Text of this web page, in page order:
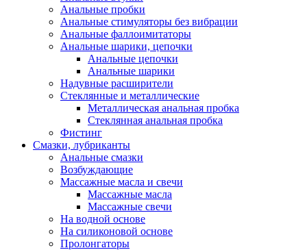
Анальные пробки
Анальные стимуляторы без вибрации
Анальные фаллоимитаторы
Анальные шарики, цепочки
Анальные цепочки
Анальные шарики
Надувные расширители
Стеклянные и металлические
Металлическая анальная пробка
Стеклянная анальная пробка
Фистинг
Смазки, лубриканты
Анальные смазки
Возбуждающие
Массажные масла и свечи
Массажные масла
Массажные свечи
На водной основе
На силиконовой основе
Пролонгаторы